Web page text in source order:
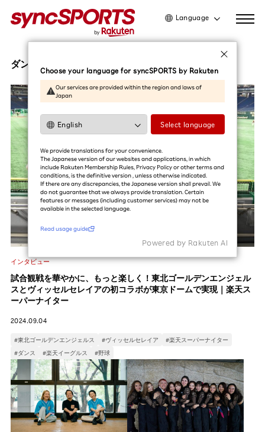
Language
日本語
简体中文
ダンス
インタビュー
試合観戦を華やかに、もっと楽しく！東北ゴールデンエンジェル
スとヴィッセルセレイアの初コラボが東京ドームで実現｜楽天ス
ーパーナイター
2024.09.04
#東北ゴールデンエンジェルス #ヴィッセルセレイア
#楽天スーパーナイター
#ダンス
#楽天イーグルス #野球
Choose your language for syncSPORTS by Rakuten
Our services are provided within the region and laws of
Japan
Select language
We provide translations for your convenience.
The Japanese version of our websites and applications, in which
include Rakuten Membership Rules, Privacy Policy or other terms and
conditions, is the definitive version , unless otherwise indicated.
If there are any discrepancies, the Japanese version shall prevail. We
do not guarantee that we always provide translation. Certain
features or messages (including customer services) may not be
available in the selected language.​
Read usage guide
Powered by Rakuten Al
利用ガイドを読む